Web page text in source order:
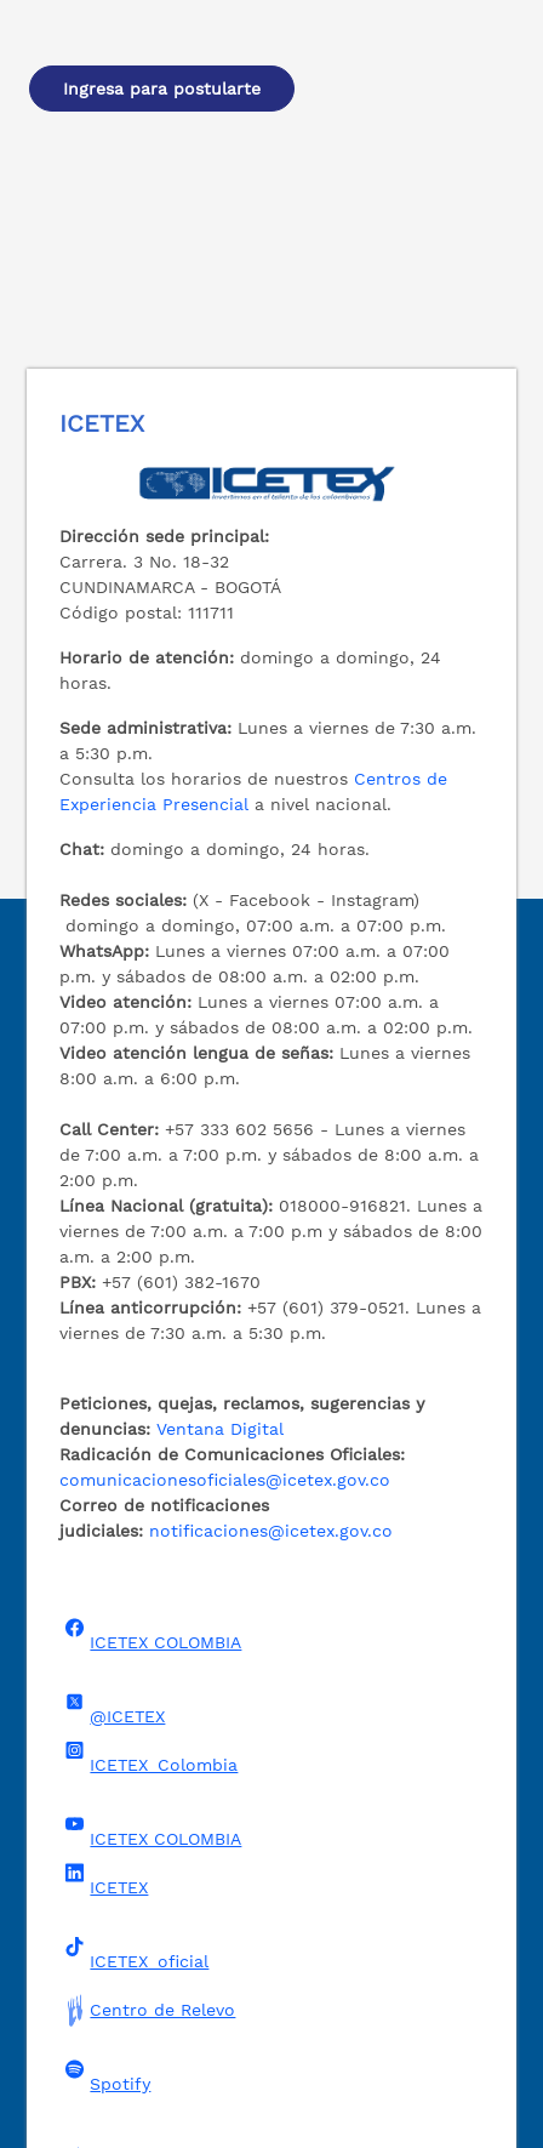
Ingresa para postularte
ICETEX
Dirección sede principal:
Carrera. 3 No. 18-32
CUNDINAMARCA - BOGOTÁ
Código postal: 111711
Horario de atención: domingo a domingo, 24
horas.
Sede administrativa: Lunes a viernes de 7:30 a.m.
a 5:30 p.m.
Consulta los horarios de nuestros Centros de
Experiencia Presencial a nivel nacional.
Chat: domingo a domingo, 24 horas.
Redes sociales: (X - Facebook - Instagram)
domingo a domingo, 07:00 a.m. a 07:00 p.m.
WhatsApp: Lunes a viernes 07:00 a.m. a 07:00
p.m. y sábados de 08:00 a.m. a 02:00 p.m.
Video atención: Lunes a viernes 07:00 a.m. a
07:00 p.m. y sábados de 08:00 a.m. a 02:00 p.m.
Video atención lengua de señas: Lunes a viernes
8:00 a.m. a 6:00 p.m.
Call Center:+57 333 602 5656 - Lunes a viernes
de 7:00 a.m. a 7:00 p.m. y sábados de 8:00 a.m. a
2:00 p.m.
Línea Nacional (gratuita): 018000-916821. Lunes a
viernes de 7:00 a.m. a 7:00 p.m y sábados de 8:00
a.m. a 2:00 p.m.
PBX:+57 (601) 382-1670
Línea anticorrupción:+57 (601) 379-0521. Lunes a
viernes de 7:30 a.m. a 5:30 p.m.
Peticiones, quejas, reclamos, sugerencias y
denuncias: Ventana Digital
Radicación de Comunicaciones Oficiales:
comunicacionesoficiales@icetex.gov.co
Correo de notificaciones
judiciales: notificaciones@icetex.gov.co
ICETEX COLOMBIA
@ICETEX
ICETEX_Colombia
ICETEX COLOMBIA
ICETEX
ICETEX_oficial
Centro de Relevo
Spotify